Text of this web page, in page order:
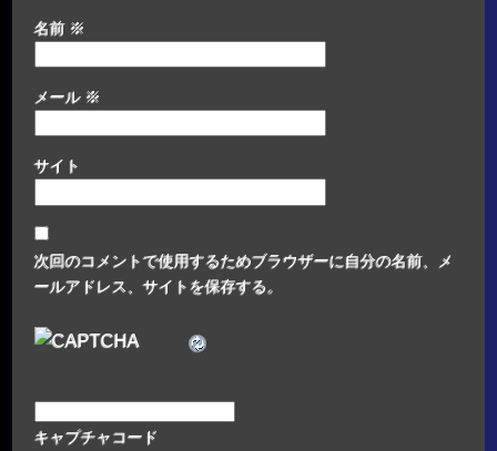
名前 ※
メール ※
サイト
次回のコメントで使用するためブラウザーに自分の名前、メ
ールアドレス、サイトを保存する。
キャプチャコード